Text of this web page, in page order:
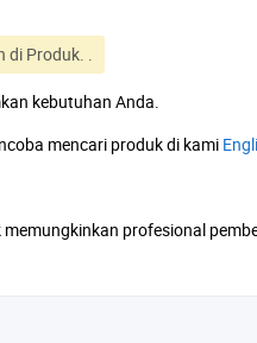
di Produk. .
kebutuhan Anda.
mencari produk di kami
memungkinkan profesional